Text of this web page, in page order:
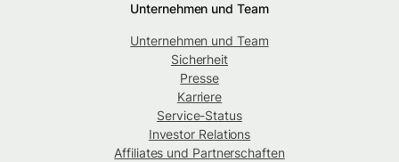
Unternehmen und Team
Unternehmen und Team
Sicherheit
Presse
Karriere
Service-Status
Investor Relations
Affiliates und Partnerschaften